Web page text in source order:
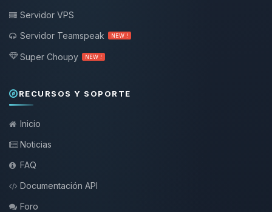
Servidor VPS
Servidor Teamspeak
NEW !
Super Choupy NEW !
RECURSOS Y SOPORTE
Inicio
Noticias
FAQ
Documentación API
Foro